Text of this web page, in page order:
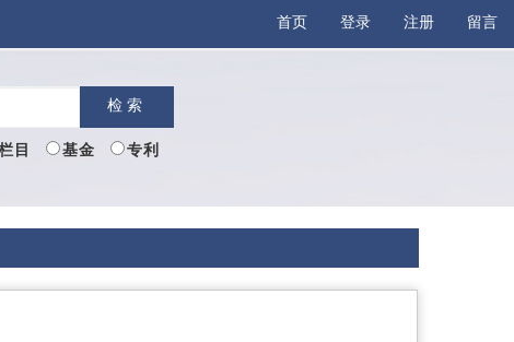
首页 登录 注册 留言
检索
目 基金 专利